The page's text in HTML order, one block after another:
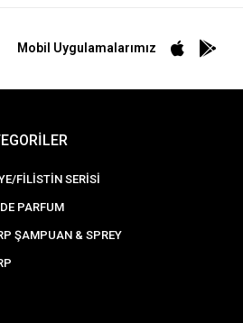
Mobil Uygulamalarımız
FİLİSTİN SERİSİ
PARFUM
ŞAMPUAN & SPREY